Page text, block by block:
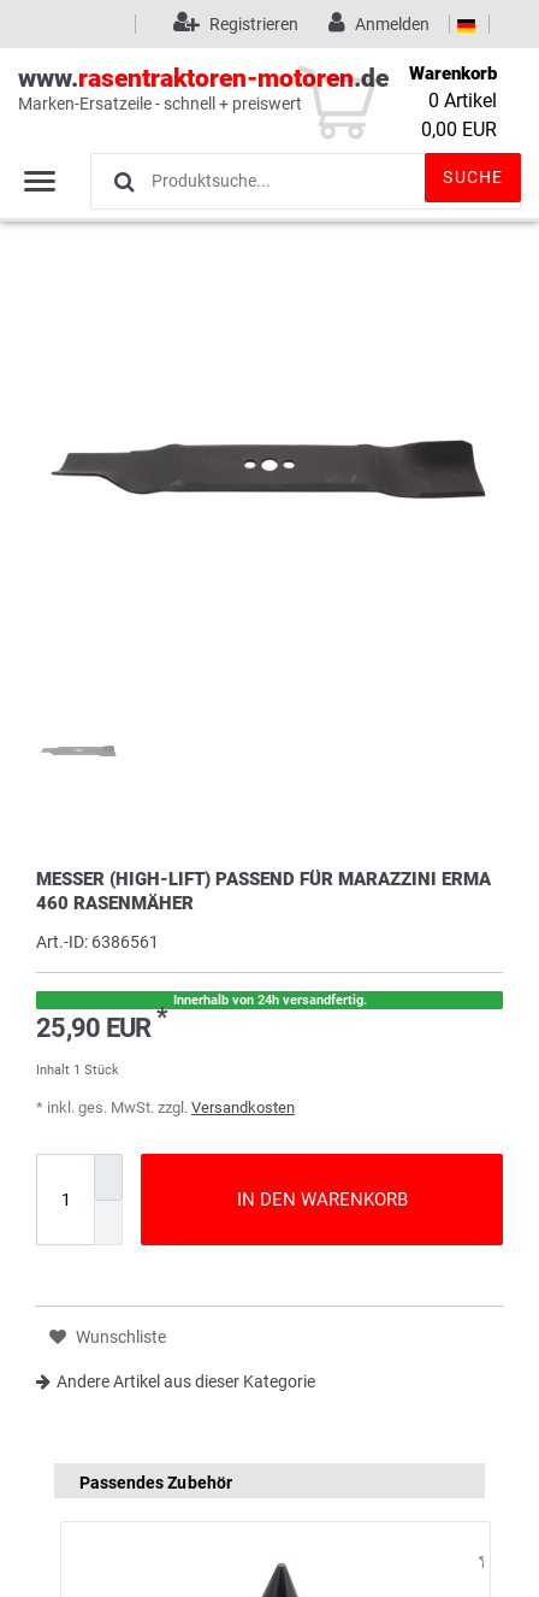
Wunschliste (0)
Anmelden
Registrieren
www.rasentraktoren-motoren.de
Marken-Ersatzeile - schnell + preiswert
SUCHE
Warenkorb
0 Artikel
0,00 EUR
MESSER (HIGH-LIFT) PASSEND FÜR MARAZZINI ERMA
460 RASENMÄHER
Art.-ID: 6386561
Innerhalb von 24h versandfertig.
25,90 EUR*
Inhalt 1 Stück
* inkl. ges. MwSt. zzgl. Versandkosten
IN DEN WARENKORB
Wunschliste
Andere Artikel aus dieser Kategorie
Passendes Zubehör